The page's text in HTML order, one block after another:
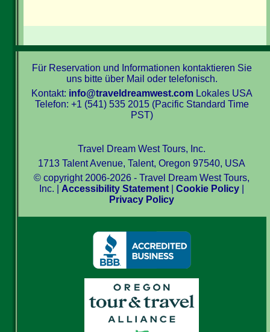
Für Reservation und Informationen kontaktieren Sie
uns bitte über Mail oder telefonisch.
Kontakt: info@traveldreamwest.comLokales USA
Telefon: +1 (541) 535 2015 (Pacific Standard Time
PST)
Travel Dream West Tours, Inc.
1713 Talent Avenue, Talent, Oregon 97540, USA
© copyright 2006-2026 - Travel Dream West Tours,
Inc. | Accessibility Statement |Cookie Policy
Privacy Policy